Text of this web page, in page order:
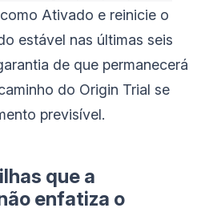
Ativado e reinicie o
estável nas últimas seis
de que permanecerá
do Origin Trial se
previsível.
que a
enfatiza o